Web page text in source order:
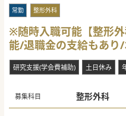
常勤 整形外科
※随時入職可能【整形
能/退職金の支給もあり
研究支援(学会費補助) 土日休み
募集科目 整形外科